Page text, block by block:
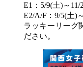
E1：5/9(土)～
E2/A/F：9/5(土)
ラッキーリーグ
ださい。